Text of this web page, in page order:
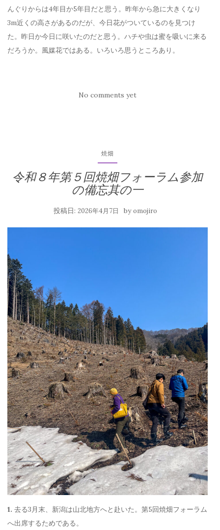
んぐりからは4年目か5年目だと思う。昨年から急に大きくなり
3m近くの高さがあるのだが、今日花がついているのを見つけ
た。昨日か今日に咲いたのだと思う。ハチや虫は蜜を吸いに来る
だろうか。風媒花ではある。いろいろ思うところあり。
No comments yet
焼畑
令和８年第５回焼畑フォーラム参加
の備忘其の一
投稿日: 2026年4月7日 byomojiro
1. 去る3月末、新潟は山北地方へと赴いた。第5回焼畑フォーラム
へ出席するためである。